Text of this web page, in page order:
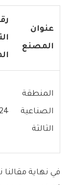
عنوان
المصنع
المنطقة
الصناعية
الثالثة
في نهاية